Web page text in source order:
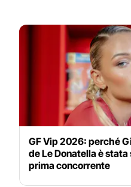
GF Vip 2026: perché
de Le Donatella è
prima concorrente